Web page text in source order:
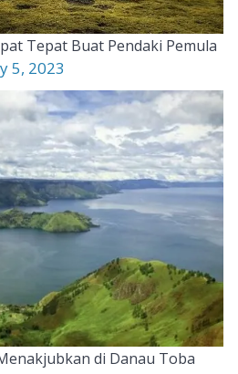
Tepat Buat Pendaki Pemula
5, 2023
di Danau Toba